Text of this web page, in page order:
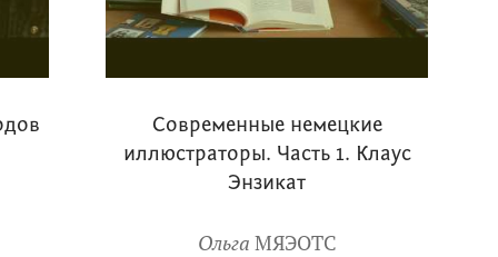
Современные немецкие
иллюстраторы. Часть 1. Клаус
Энзикат
Ольга МЯЭОТС